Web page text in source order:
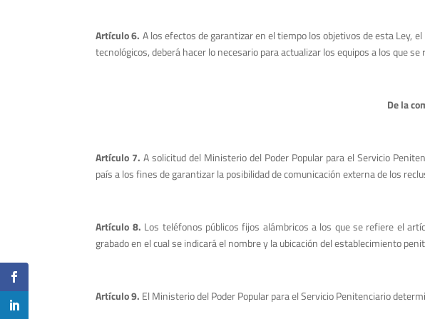
Artículo 6. A los efectos de garantizar en el tiempo los objetivos de esta Ley,
tecnológicos, deberá hacer lo necesario para actualizar los equipos a los que
De la
Artículo 7.A solicitud del Ministerio del Poder Popular para el Servicio
país a los fines de garantizar la posibilidad de comunicación externa de los
Artículo 8. Los teléfonos públicos fijos alámbricos a los que se refiere el
grabado en el cual se indicará el nombre y la ubicación del establecimiento
Artículo 9. El Ministerio del Poder Popular para el Servicio Penitenciario